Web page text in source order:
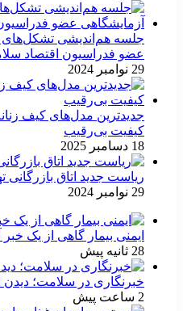
جلسه هم‌اندیشی تشکل‌های
عضو فدراسیون اقتصاد
29 نوامبر 2024
کیفیت بی‌رقیب
18 دسامبر 2025
ریاست جدید اتاق بازرگانی
29 نوامبر 2024
ایمنی بیمار گاهی از یک
28 ثانیه پیش
خبرنگاری در سلامت؛ دیدن
2 ساعت پیش